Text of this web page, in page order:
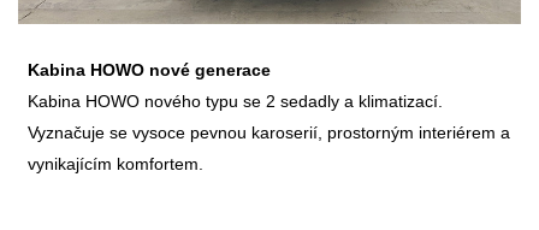
Kabina HOWO nové generace
Kabina HOWO nového typu se 2 sedadly a klimatizací.
Vyznačuje se vysoce pevnou karoserií, prostorným interiérem a
vynikajícím komfortem.